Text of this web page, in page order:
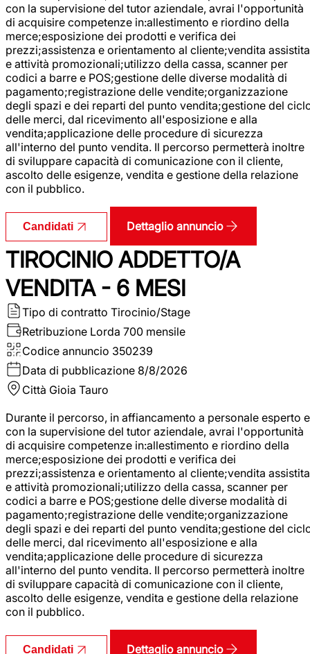
con la supervisione del tutor aziendale, avrai l'opportunità
di acquisire competenze in:allestimento e riordino della
merce;esposizione dei prodotti e verifica dei
prezzi;assistenza e orientamento al cliente;vendita assistita
e attività promozionali;utilizzo della cassa, scanner per
codici a barre e POS;gestione delle diverse modalità di
pagamento;registrazione delle vendite;organizzazione
degli spazi e dei reparti del punto vendita;gestione del
delle merci, dal ricevimento all'esposizione e alla
vendita;applicazione delle procedure di sicurezza
all'interno del punto vendita. Il percorso permetterà inoltre
di sviluppare capacità di comunicazione con il cliente,
ascolto delle esigenze, vendita e gestione della relazione
con il pubblico.
Candidati Dettaglio annuncio
TIROCINIO ADDETTO/A
VENDITA - 6 MESI
Tipo di contratto Tirocinio/Stage
Retribuzione Lorda 700 mensile
Codice annuncio 350239
Data di pubblicazione 8/8/2026
Città Gioia Tauro
Durante il percorso, in affiancamento a personale esperto e
con la supervisione del tutor aziendale, avrai l'opportunità
di acquisire competenze in:allestimento e riordino della
merce;esposizione dei prodotti e verifica dei
prezzi;assistenza e orientamento al cliente;vendita assistita
e attività promozionali;utilizzo della cassa, scanner per
codici a barre e POS;gestione delle diverse modalità di
pagamento;registrazione delle vendite;organizzazione
degli spazi e dei reparti del punto vendita;gestione del
delle merci, dal ricevimento all'esposizione e alla
vendita;applicazione delle procedure di sicurezza
all'interno del punto vendita. Il percorso permetterà inoltre
di sviluppare capacità di comunicazione con il cliente,
ascolto delle esigenze, vendita e gestione della relazione
con il pubblico.
Candidati Dettaglio annuncio